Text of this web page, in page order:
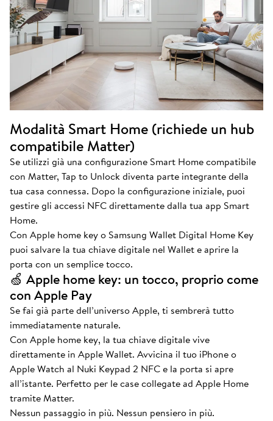
Modalità Smart Home (richiede un hub
compatibile Matter)
Se utilizzi già una configurazione Smart Home compatibile
con Matter, Tap to Unlock diventa parte integrante della
tua casa connessa. Dopo la configurazione iniziale, puoi
gestire gli accessi NFC direttamente dalla tua app Smart
Home.
Con Apple home key o Samsung Wallet Digital Home Key
puoi salvare la tua chiave digitale nel Wallet e aprire la
porta con un semplice tocco.
🍏 Apple home key: un tocco, proprio come
con Apple Pay
Se fai già parte dell’universo Apple, ti sembrerà tutto
immediatamente naturale.
Con Apple home key, la tua chiave digitale vive
direttamente in Apple Wallet. Avvicina il tuo iPhone o
Apple Watch al Nuki Keypad 2 NFC e la porta si apre
all’istante. Perfetto per le case collegate ad Apple Home
tramite Matter.
Nessun passaggio in più. Nessun pensiero in più.